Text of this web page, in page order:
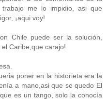
me lo impidio, asi que
¡aqui voy!
Chile puede ser la solución,
Caribe,que carajo!
poner en la historieta era la
a mano,asi que se quedo El
es un tango, solo la conocía